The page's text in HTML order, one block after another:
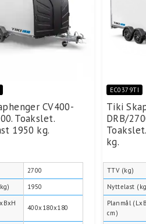
CV400-
Toakslet.
1950 kg.
2700
1950
400x180x180
EC0379TI
Tiki
DRB/
kg.
TTV (kg)
Nyttelast
Planmål
cm)